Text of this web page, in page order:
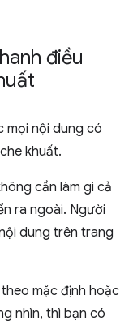
điều
mọi nội dung có
khuất.
cần làm gì cả
ra ngoài. Người
dung trên trang
mặc định hoặc
nhìn, thì bạn có